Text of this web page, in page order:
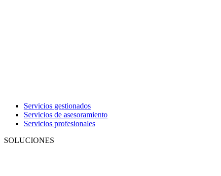
Servicios gestionados
Servicios de asesoramiento
Servicios profesionales
SOLUCIONES